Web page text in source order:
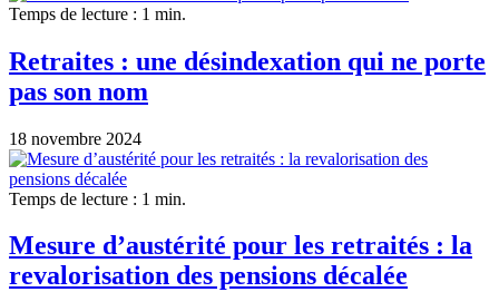
Temps de lecture : 1 min.
Retraites : une désindexation qui ne porte
pas son nom
18 novembre 2024
Temps de lecture : 1 min.
Mesure d’austérité pour les retraités : la
revalorisation des pensions décalée